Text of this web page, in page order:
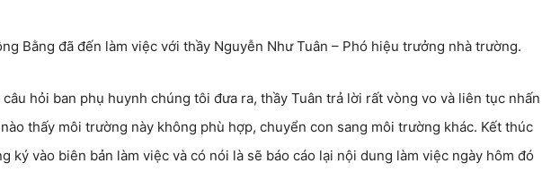
Bằng đã đến làm việc với thầy Nguyễn Như Tuân – Phó hiệu trưởng nhà trường.
câu hỏi ban phụ huynh chúng tôi đưa ra, thầy Tuân trả lời rất vòng vo và liên tục nhấn
thấy môi trường này không phù hợp, chuyển con sang môi trường khác. Kết thúc
ký vào biên bản làm việc và có nói là sẽ báo cáo lại nội dung làm việc ngày hôm đó